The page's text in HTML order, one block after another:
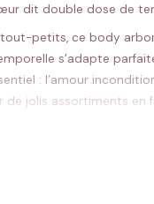
dit double dose de
petits, ce body
s’adapte
: l’amour
de jolis assortiments en